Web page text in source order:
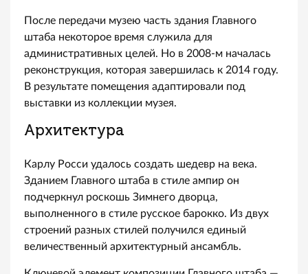
После передачи музею часть здания Главного
штаба некоторое время служила для
административных целей. Но в 2008-м началась
реконструкция, которая завершилась к 2014 году.
В результате помещения адаптировали под
выставки из коллекции музея.
Архитектура
Карлу Росси удалось создать шедевр на века.
Зданием Главного штаба в стиле ампир он
подчеркнул роскошь Зимнего дворца,
выполненного в стиле русское барокко. Из двух
строений разных стилей получился единый
величественный архитектурный ансамбль.